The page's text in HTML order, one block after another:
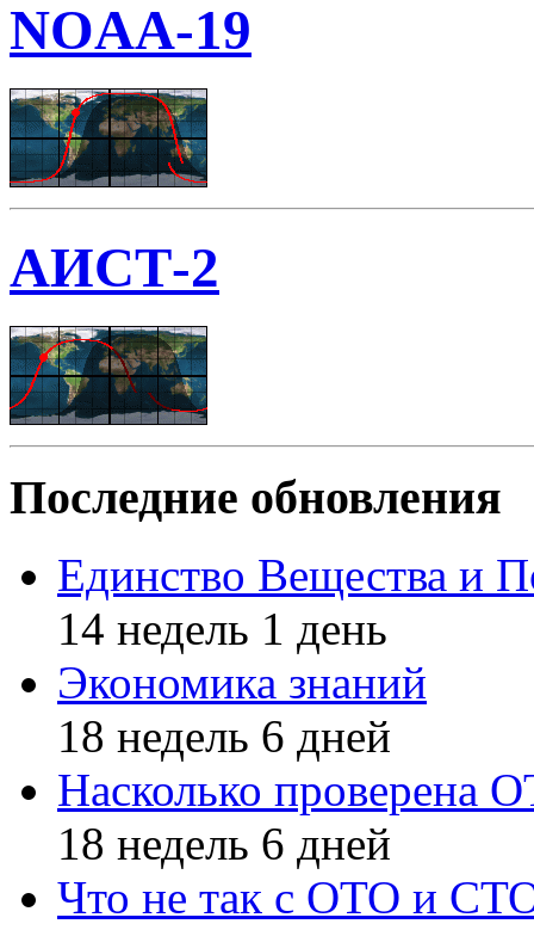
NOAA-19
АИСТ-2
Последние обновления
Единство Вещества и
14 недель 1 день
Экономика знаний
18 недель 6 дней
Насколько проверена
18 недель 6 дней
Что не так с ОТО и